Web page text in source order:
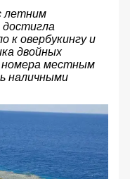
летним
к овербукингу и
двойных
номера местным
наличными